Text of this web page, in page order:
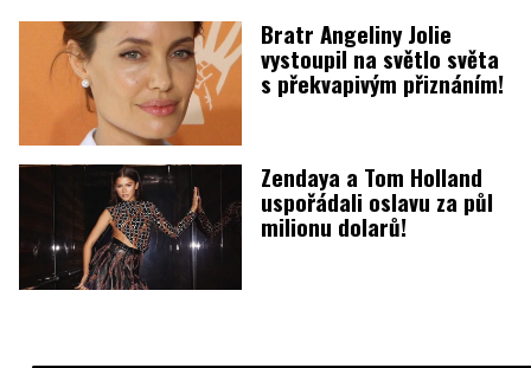
Bratr Angeliny Jolie
vystoupil na světlo světa
s překvapivým přiznáním!
Zendaya a Tom Holland
uspořádali oslavu za půl
milionu dolarů!